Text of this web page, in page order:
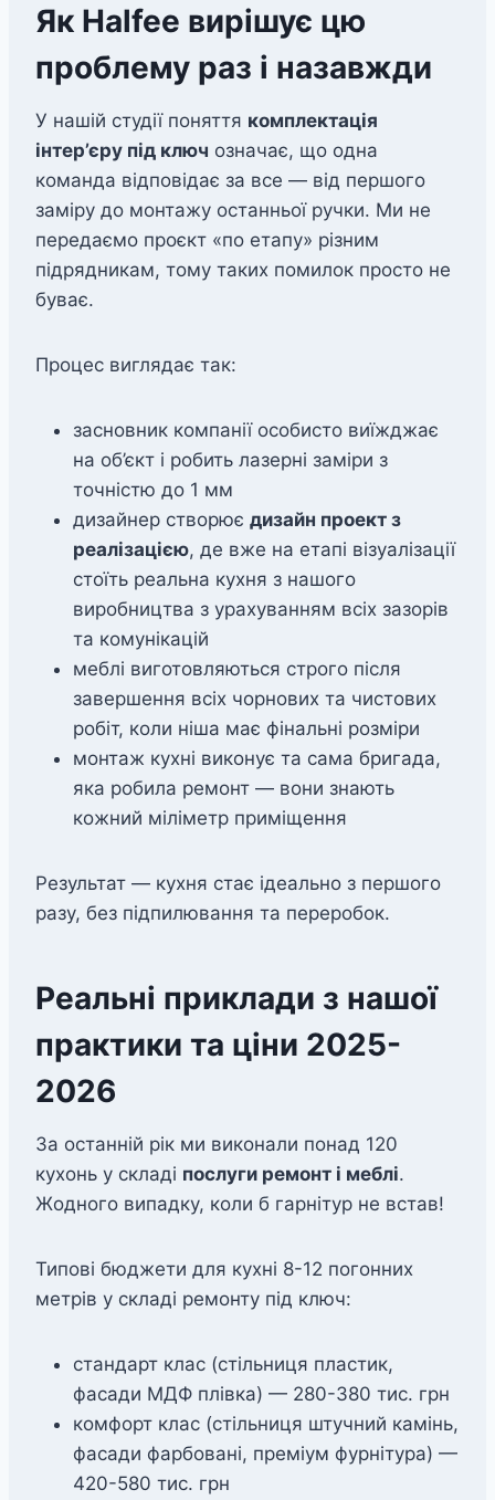
Як Halfee вирішує цю
проблему раз і назавжди
У нашій студії поняття комплектація
інтер’єру під ключ означає, що одна
команда відповідає за все — від першого
заміру до монтажу останньої ручки. Ми не
передаємо проєкт «по етапу» різним
підрядникам, тому таких помилок просто не
буває.
Процес виглядає так:
засновник компанії особисто виїжджає
на об’єкт і робить лазерні заміри з
точністю до 1 мм
дизайнер створює дизайн проект з
реалізацією, де вже на етапі візуалізації
стоїть реальна кухня з нашого
виробництва з урахуванням всіх зазорів
та комунікацій
меблі виготовляються строго після
завершення всіх чорнових та чистових
робіт, коли ніша має фінальні розміри
монтаж кухні виконує та сама бригада,
яка робила ремонт — вони знають
кожний міліметр приміщення
Результат — кухня стає ідеально з першого
разу, без підпилювання та переробок.
Реальні приклади з нашої
практики та ціни 2025-
2026
За останній рік ми виконали понад 120
кухонь у складі послуги ремонт і меблі.
Жодного випадку, коли б гарнітур не встав!
Типові бюджети для кухні 8-12 погонних
метрів у складі ремонту під ключ:
стандарт клас (стільниця пластик,
фасади МДФ плівка) — 280-380 тис. грн
комфорт клас (стільниця штучний камінь,
фасади фарбовані, преміум фурнітура) —
420-580 тис. грн